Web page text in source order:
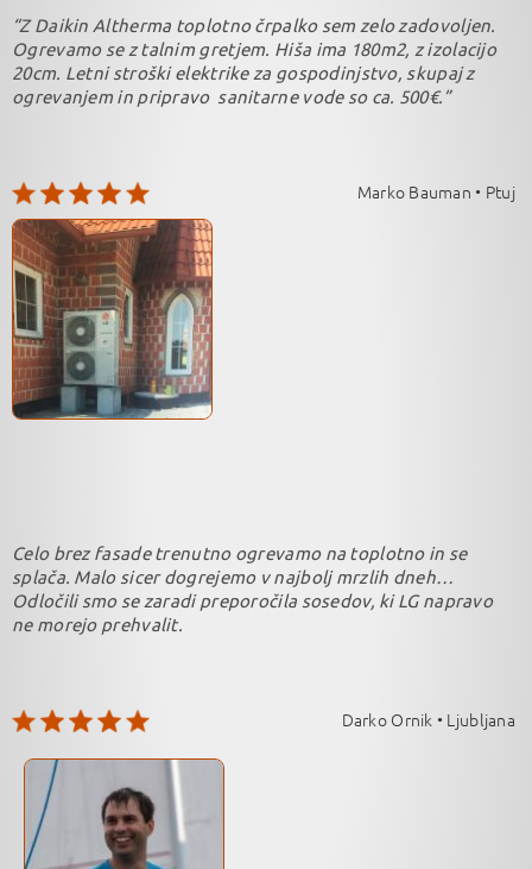
“Z Daikin Altherma toplotno črpalko sem zelo zadovoljen.
Ogrevamo se z talnim gretjem. Hiša ima 180m2, z izolacijo
20cm. Letni stroški elektrike za gospodinjstvo, skupaj z
ogrevanjem in pripravo sanitarne vode so ca. 500€.”
Marko Bauman • Ptuj
Celo brez fasade trenutno ogrevamo na toplotno in se
splača. Malo sicer dogrejemo v najbolj mrzlih dneh…
Odločili smo se zaradi preporočila sosedov, ki LG napravo
ne morejo prehvalit.
Darko Ornik • Ljubljana